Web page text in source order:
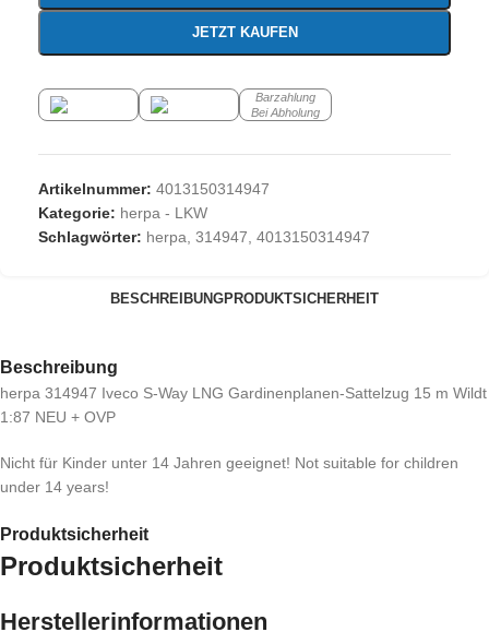
JETZT KAUFEN
Barzahlung
Bei Abholung
Artikelnummer: 4013150314947
Kategorie: herpa - LKW
Schlagwörter: herpa, 314947, 4013150314947
BESCHREIBUNGPRODUKTSICHERHEIT
Beschreibung
herpa 314947 Iveco S-Way LNG Gardinenplanen-Sattelzug 15 m Wildt
1:87 NEU + OVP
Nicht für Kinder unter 14 Jahren geeignet! Not suitable for children
under 14 years!
Produktsicherheit
Produktsicherheit
Herstellerinformationen